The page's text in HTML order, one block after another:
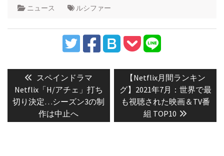
ニュース ルシファー
ナ
ビ
Previous
post:
スペインドラマ
Netflix「H/アチェ」打ち
切り決定…シーズン3の制
作は中止へ
Next
post:
【Netflix月間ランキン
グ】2021年7月：世界で最
も視聴された映画＆TV番
組 TOP10